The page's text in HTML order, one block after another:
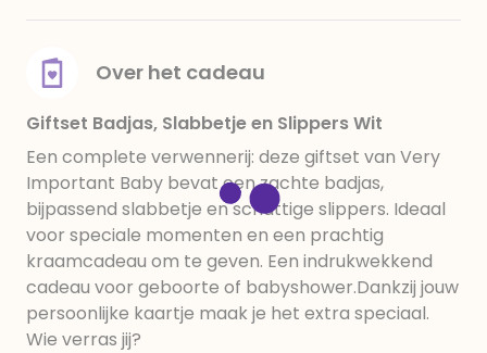
Over het cadeau
Giftset Badjas, Slabbetje en Slippers Wit
Een complete verwennerij: deze giftset van Very
Important Baby bevat een zachte badjas,
bijpassend slabbetje en schattige slippers. Ideaal
voor speciale momenten en een prachtig
kraamcadeau om te geven. Een indrukwekkend
cadeau voor geboorte of babyshower.Dankzij jouw
persoonlijke kaartje maak je het extra speciaal.
Wie verras jij?